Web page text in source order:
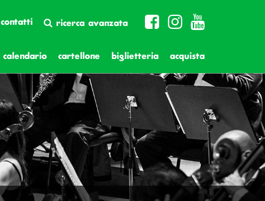
contatti ricerca avanzata
calendario cartellone biglietteria acquista